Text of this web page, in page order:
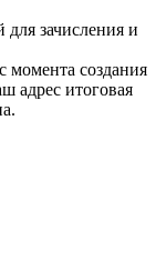
зачисления и
момента создания
адрес итоговая